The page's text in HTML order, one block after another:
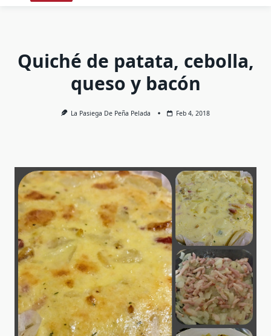
Quiché de patata, cebolla,
queso y bacón
La Pasiega De Peña Pelada Feb 4, 2018